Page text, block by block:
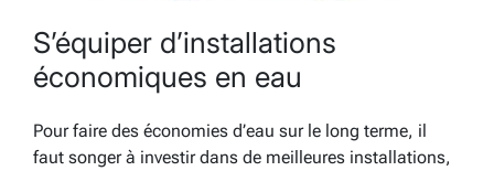
S’équiper d’installations
économiques en eau
Pour faire des économies d’eau sur le long terme, il
faut songer à investir dans de meilleures installations,